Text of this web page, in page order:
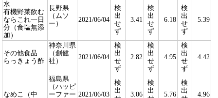
水
有機野菜飲む
ならこれ一日
分（食塩無添
加）
長野県
（ムソ
ー）
2021/06/04
検
出
せ
ず
3.41
検
出
せ
ず
6.18
検
出
せ
ず
5.39
その他食品
らっきょう酢
神奈川県
（創健
社）
2021/06/04
検
出
せ
ず
2.82
検
出
せ
ず
4.95
検
出
せ
ず
4.42
なめこ（中
福島県
（ハッピ
ーファー 2021/06/03
検
出
3.06
検
出
5.76
検
出
4.96